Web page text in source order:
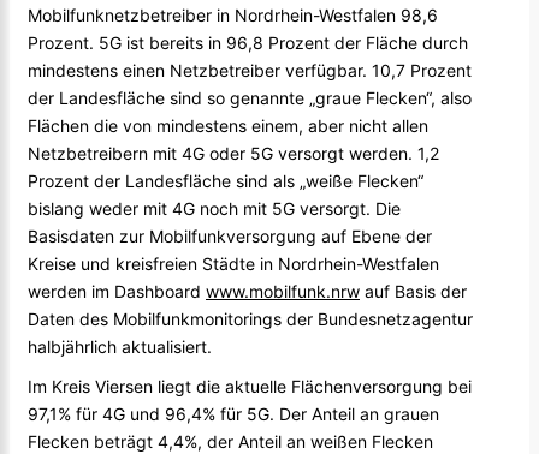
Mobilfunknetzbetreiber in Nordrhein-Westfalen 98,6
Prozent. 5G ist bereits in 96,8 Prozent der Fläche durch
mindestens einen Netzbetreiber verfügbar. 10,7 Prozent
der Landesfläche sind so genannte „graue Flecken“, also
Flächen die von mindestens einem, aber nicht allen
Netzbetreibern mit 4G oder 5G versorgt werden. 1,2
Prozent der Landesfläche sind als „weiße Flecken“
bislang weder mit 4G noch mit 5G versorgt. Die
Basisdaten zur Mobilfunkversorgung auf Ebene der
Kreise und kreisfreien Städte in Nordrhein-Westfalen
werden im Dashboard www.mobilfunk.nrw auf Basis der
Daten des Mobilfunkmonitorings der Bundesnetzagentur
halbjährlich aktualisiert.
Im Kreis Viersen liegt die aktuelle Flächenversorgung bei
97,1% für 4G und 96,4% für 5G. Der Anteil an grauen
Flecken beträgt 4,4%, der Anteil an weißen Flecken